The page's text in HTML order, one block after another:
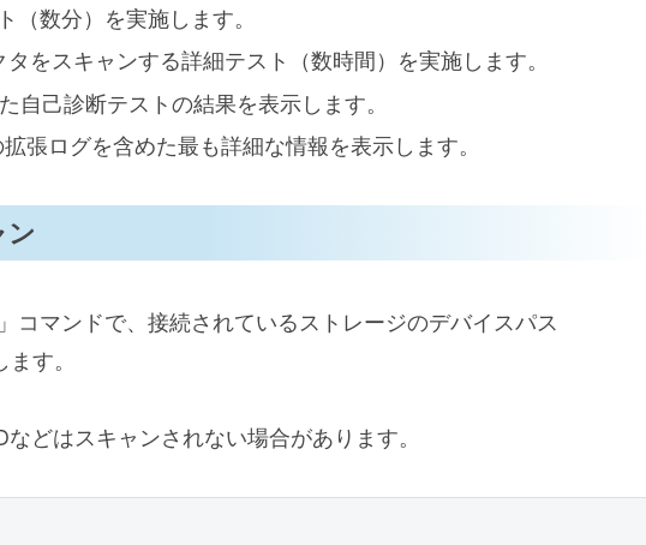
（数分）を実施します。
をスキャンする詳細テスト（数時間）を実施します。
自己診断テストの結果を表示します。
張ログを含めた最も詳細な情報を表示します。
ン
マンドで、接続されているストレージのデバイスパス
す。
どはスキャンされない場合があります。